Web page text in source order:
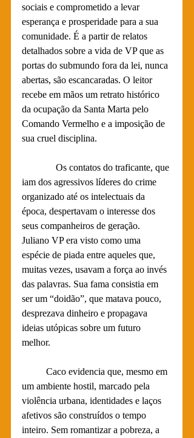
sociais e comprometido a levar
esperança e prosperidade para a sua
comunidade. É a partir de relatos
detalhados sobre a vida de VP que as
portas do submundo fora da lei, nunca
abertas, são escancaradas. O leitor
recebe em mãos um retrato histórico
da ocupação da Santa Marta pelo
Comando Vermelho e a imposição de
sua cruel disciplina.
Os contatos do traficante, que
iam dos agressivos líderes do crime
organizado até os intelectuais da
época, despertavam o interesse dos
seus companheiros de geração.
Juliano VP era visto como uma
espécie de piada entre aqueles que,
muitas vezes, usavam a força ao invés
das palavras. Sua fama consistia em
ser um “doidão”, que matava pouco,
desprezava dinheiro e propagava
ideias utópicas sobre um futuro
melhor.
Caco evidencia que, mesmo em
um ambiente hostil, marcado pela
violência urbana, identidades e laços
afetivos são construídos o tempo
inteiro. Sem romantizar a pobreza, a